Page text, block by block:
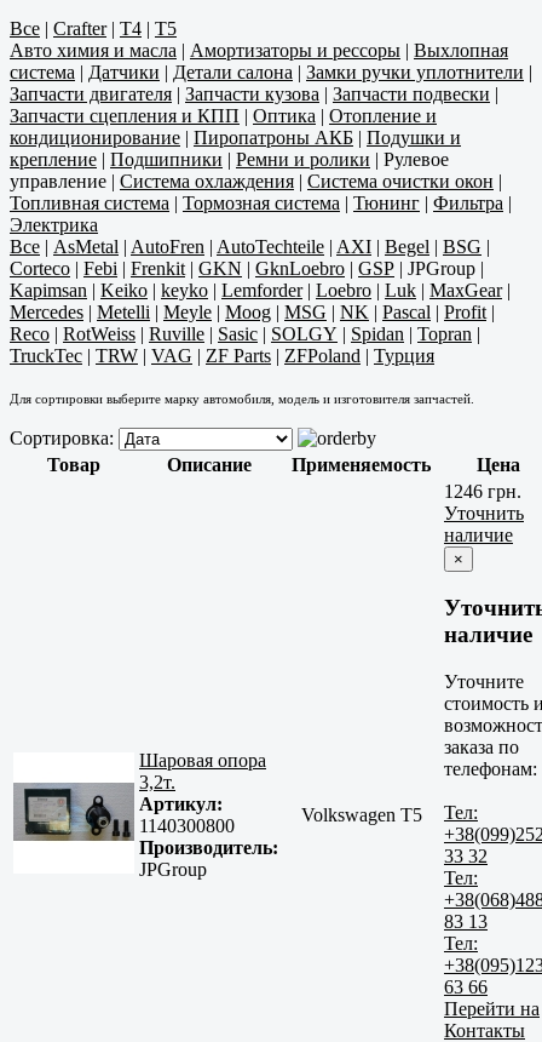
Все | Crafter| T4 | T5
Авто химия и масла | Амортизаторы и рессоры | Выхлопная
система | Датчики | Детали салона | Замки ручки уплотнители |
Запчасти двигателя | Запчасти кузова | Запчасти подвески |
Запчасти сцепления и КПП | Оптика | Отопление и
кондиционирование | Пиропатроны АКБ | Подушки и
крепление | Подшипники | Ремни и ролики | Рулевое
управление | Система охлаждения | Система очистки окон |
Топливная система | Тормозная система | Тюнинг | Фильтра |
Электрика
Все | AsMetal | AutoFren | AutoTechteile | AXI | Begel | BSG |
Corteco | Febi | Frenkit | GKN | GknLoebro | GSP | JPGroup |
Kapimsan | Keiko | keyko | Lemforder| Loebro | Luk | MaxGear|
Mercedes | Metelli | Meyle | Moog | MSG | NK | Pascal | Profit |
Reco | RotWeiss | Ruville | Sasic | SOLGY | Spidan | Topran |
TruckTec | TRW | VAG | ZF Parts | ZFPoland | Турция
Для сортировки выберите марку автомобиля, модель и изготовителя запчастей.
Сортировка:
Товар
Описание Применяемость Цена
Шаровая опора
3,2т.
Артикул:
1140300800
Производитель:
JPGroup
Volkswagen T5
1246 грн.
Уточнить
наличие
×
наличие
Уточните
стоимость
заказа по
телефонам:
Тел:
33 32
Тел:
83 13
Тел:
63 66
Перейти на
Контакты